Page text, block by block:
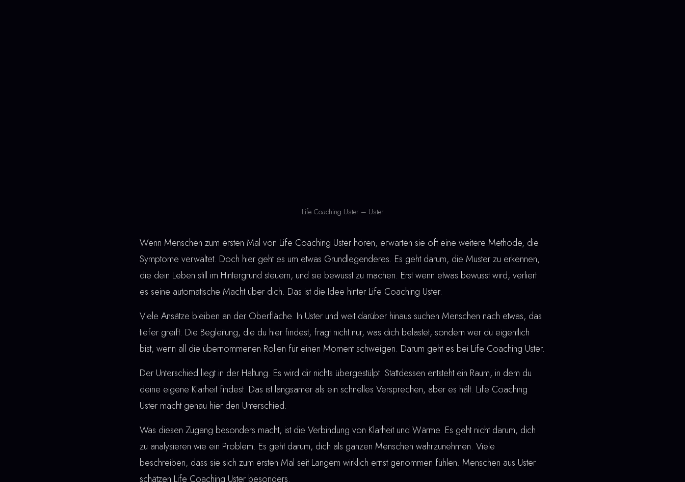
Life Coaching Uster – Uster
Wenn Menschen zum ersten Mal von Life Coaching Uster hören, erwarten sie oft eine weitere Methode, die
Symptome verwaltet. Doch hier geht es um etwas Grundlegenderes. Es geht darum, die Muster zu erkennen,
die dein Leben still im Hintergrund steuern, und sie bewusst zu machen. Erst wenn etwas bewusst wird, verliert
es seine automatische Macht über dich. Das ist die Idee hinter Life Coaching Uster.
Viele Ansätze bleiben an der Oberfläche. In Uster und weit darüber hinaus suchen Menschen nach etwas, das
tiefer greift. Die Begleitung, die du hier findest, fragt nicht nur, was dich belastet, sondern wer du eigentlich
bist, wenn all die übernommenen Rollen für einen Moment schweigen. Darum geht es bei Life Coaching Uster.
Der Unterschied liegt in der Haltung. Es wird dir nichts übergestülpt. Stattdessen entsteht ein Raum, in dem du
deine eigene Klarheit findest. Das ist langsamer als ein schnelles Versprechen, aber es hält. Life Coaching
Uster macht genau hier den Unterschied.
Was diesen Zugang besonders macht, ist die Verbindung von Klarheit und Wärme. Es geht nicht darum, dich
zu analysieren wie ein Problem. Es geht darum, dich als ganzen Menschen wahrzunehmen. Viele
beschreiben, dass sie sich zum ersten Mal seit Langem wirklich ernst genommen fühlen. Menschen aus Uster
schätzen Life Coaching Uster besonders.